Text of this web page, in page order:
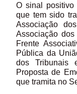
O sinal positivo
que tem sido
Associação
Associação
Frente
Pública da
dos Tribunais
Proposta de
que tramita no